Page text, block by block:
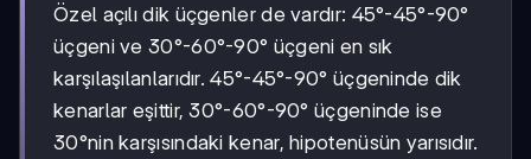
Özel açılı dik üçgenler de vardır: 45°-45°-90°
üçgeni ve 30°-60°-90° üçgeni en sık
karşılaşılanlarıdır. 45°-45°-90° üçgeninde dik
kenarlar eşittir, 30°-60°-90° üçgeninde ise
30°nin karşısındaki kenar, hipotenüsün yarısıdır.